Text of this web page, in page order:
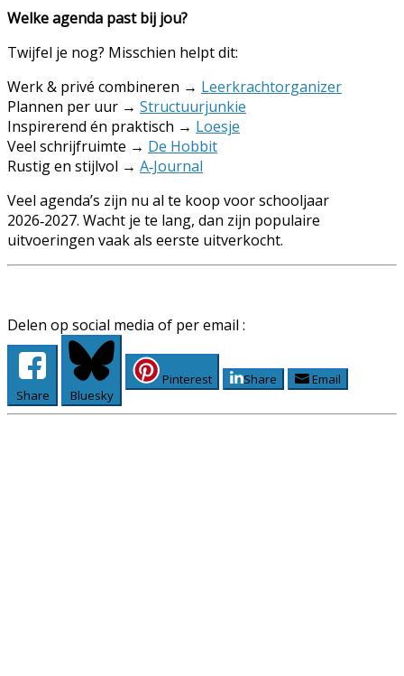
Welke agenda past bij jou?
Twijfel je nog? Misschien helpt dit:
Werk & privé combineren → Leerkrachtorganizer
Plannen per uur → Structuurjunkie
Inspirerend én praktisch → Loesje
Veel schrijfruimte → De Hobbit
Rustig en stijlvol → A‑Journal
Veel agenda’s zijn nu al te koop voor schooljaar
2026‑2027. Wacht je te lang, dan zijn populaire
uitvoeringen vaak als eerste uitverkocht.
Delen op social media of per email :
Share Bluesky
Pinterest Share Email